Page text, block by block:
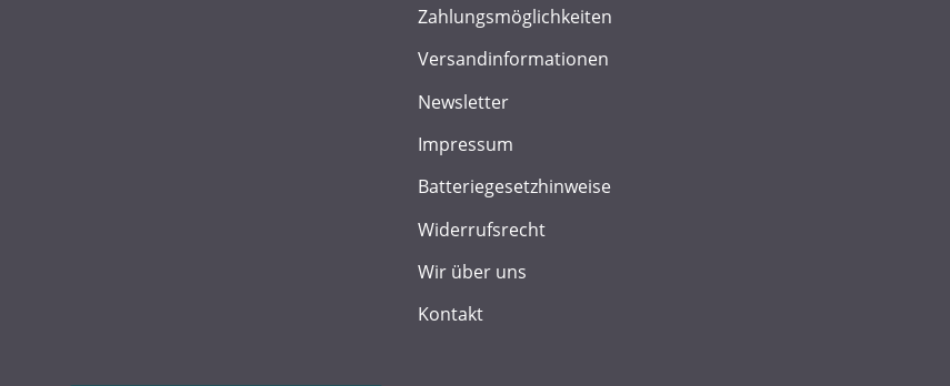
Zahlungsmöglichkeiten
Versandinformationen
Newsletter
Impressum
Batteriegesetzhinweise
Widerrufsrecht
Wir über uns
Kontakt